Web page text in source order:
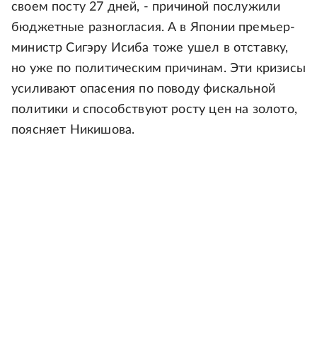
своем посту 27 дней, - причиной послужили
бюджетные разногласия. А в Японии премьер-
министр Сигэру Исиба тоже ушел в отставку,
но уже по политическим причинам. Эти кризисы
усиливают опасения по поводу фискальной
политики и способствуют росту цен на золото,
поясняет Никишова.